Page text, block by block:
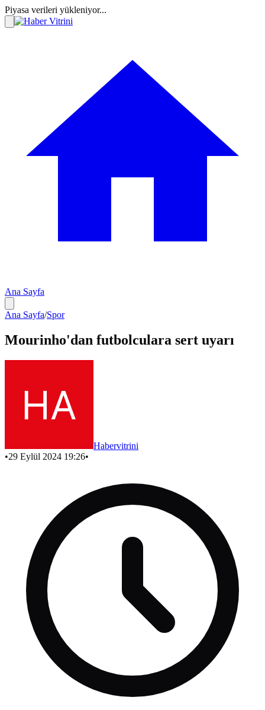
Piyasa verileri yükleniyor...
Ana Sayfa
Ana Sayfa/Spor
Mourinho'dan futbolculara sert uyarı
Habervitrini
•29 Eylül 2024 19:26•